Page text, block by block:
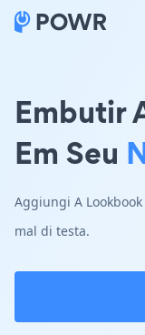
Embutir
Em Seu
Aggiungi A
mal di testa.